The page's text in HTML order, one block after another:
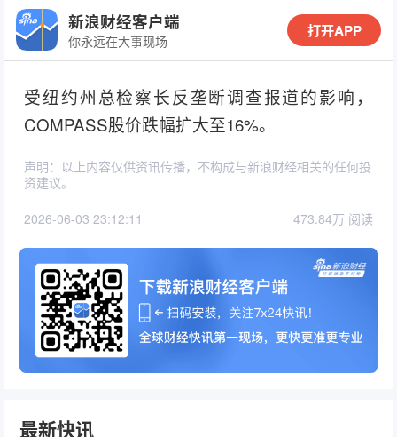
新浪财经客户端
你永远在大事现场
打开APP
受纽约州总检察长反垄断调查报道的影响，
COMPASS股价跌幅扩大至16%。
声明：以上内容仅供资讯传播，不构成与新浪财经相关的任何投
资建议。
2026-06-03 23:12:11 473.84万 阅读
最新快讯